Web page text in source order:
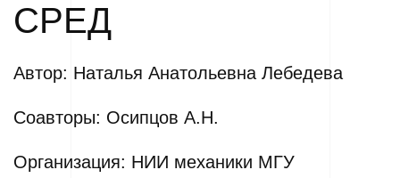
СРЕД
Автор: Наталья Анатольевна Лебедева
Соавторы: Осипцов А.Н.
Организация: НИИ механики МГУ